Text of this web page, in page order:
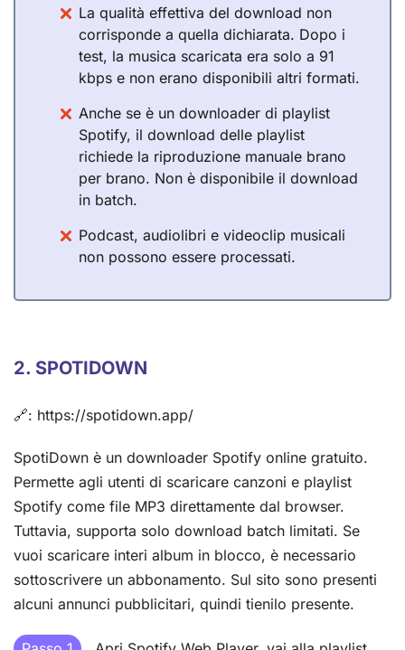
La qualità effettiva del download non
corrisponde a quella dichiarata. Dopo i
test, la musica scaricata era solo a 91
kbps e non erano disponibili altri formati.
Anche se è un downloader di playlist
Spotify, il download delle playlist
richiede la riproduzione manuale brano
per brano. Non è disponibile il download
in batch.
Podcast, audiolibri e videoclip musicali
non possono essere processati.
2. SPOTIDOWN
🔗: https://spotidown.app/
SpotiDown è un downloader Spotify online gratuito.
Permette agli utenti di scaricare canzoni e playlist
Spotify come file MP3 direttamente dal browser.
Tuttavia, supporta solo download batch limitati. Se
vuoi scaricare interi album in blocco, è necessario
sottoscrivere un abbonamento. Sul sito sono presenti
alcuni annunci pubblicitari, quindi tienilo presente.